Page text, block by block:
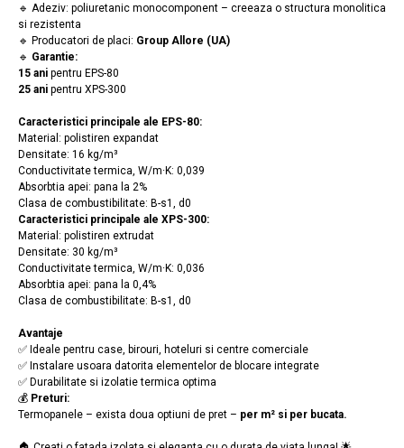
🔹 Adeziv: poliuretanic monocomponent – creeaza o structura monolitica
si rezistenta
🔹 Producatori de placi: Group Allore (UA)
🔹 Garantie:
15 ani pentru EPS-80
25 ani pentru XPS-300
Caracteristici principale ale EPS-80:
Material: polistiren expandat
Densitate: 16 kg/m³
Conductivitate termica, W/m·K: 0,039
Absorbtia apei: pana la 2%
Clasa de combustibilitate: B-s1, d0
Caracteristici principale ale XPS-300:
Material: polistiren extrudat
Densitate: 30 kg/m³
Conductivitate termica, W/m·K: 0,036
Absorbtia apei: pana la 0,4%
Clasa de combustibilitate: B-s1, d0
Avantaje
✅ Ideale pentru case, birouri, hoteluri si centre comerciale
✅ Instalare usoara datorita elementelor de blocare integrate
✅ Durabilitate si izolatie termica optima
💰 Preturi:
Termopanele – exista doua optiuni de pret – per m² si per bucata.